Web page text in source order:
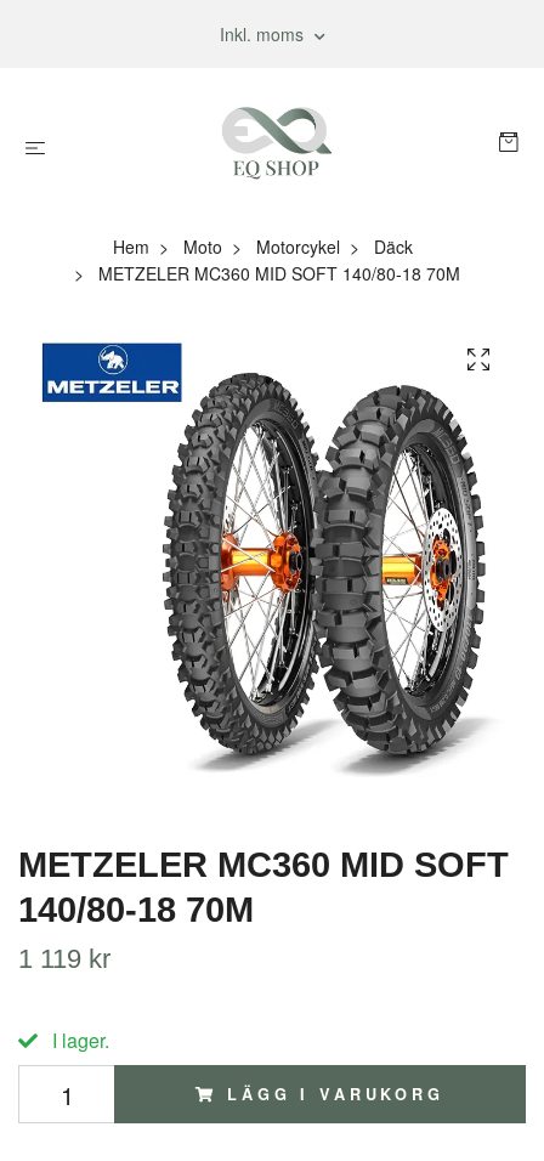
Inkl. moms
Hem Moto Motorcykel
Däck
METZELER MC360 MID SOFT 140/80-18 70M
METZELER MC360 MID SOFT
140/80-18 70M
1 119 kr
I lager.
LÄGG I VARUKORG